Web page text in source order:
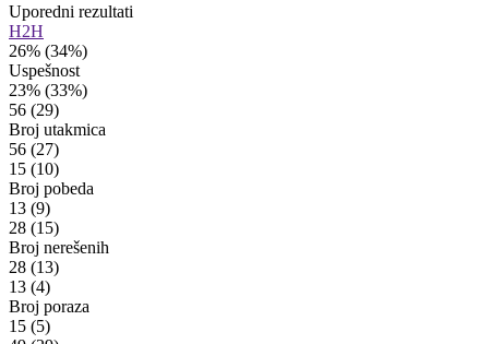
Uporedni rezultati
H2H
26% (34%)
Uspešnost
23% (33%)
56 (29)
Broj utakmica
56 (27)
15 (10)
Broj pobeda
13 (9)
28 (15)
Broj nerešenih
28 (13)
13 (4)
Broj poraza
15 (5)